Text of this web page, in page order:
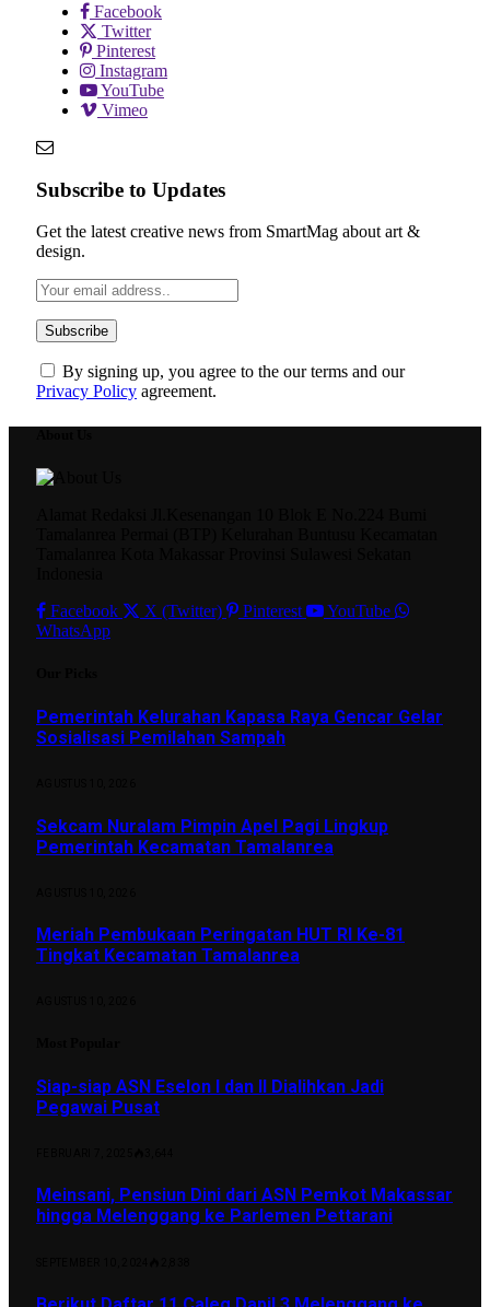
Facebook
Twitter
Pinterest
Instagram
YouTube
Vimeo
Subscribe to Updates
Get the latest creative news from SmartMag about art &
design.
By signing up, you agree to the our terms and our
Privacy Policy agreement.
Facebook
X (Twitter) Pinterest
YouTube
WhatsApp
Pemerintah Kelurahan Kapasa Raya Gencar Gelar
Sosialisasi Pemilahan Sampah
Sekcam Nuralam Pimpin Apel Pagi Lingkup
Pemerintah Kecamatan Tamalanrea
Meriah Pembukaan Peringatan HUT RI Ke-81
Tingkat Kecamatan Tamalanrea
Siap-siap ASN Eselon I dan II Dialihkan Jadi
Pegawai Pusat
Meinsani, Pensiun Dini dari ASN Pemkot Makassar
hingga Melenggang ke Parlemen Pettarani